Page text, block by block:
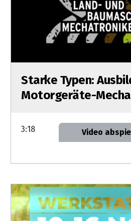
Starke Typen:
Motorgeräte-
3:18 Video